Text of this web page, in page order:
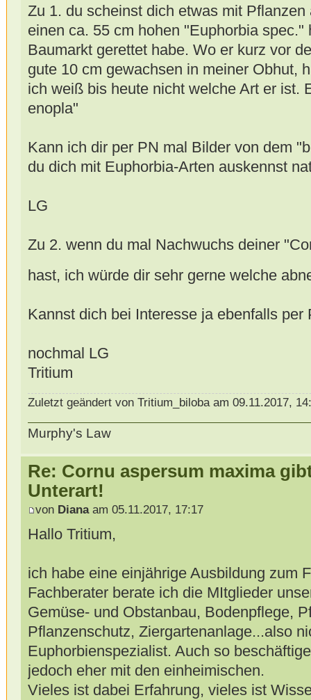
Zu 1. du scheinst dich etwas mit
einen ca. 55 cm hohen "Euphorbia
Baumarkt gerettet habe. Wo er kurz vor
gute 10 cm gewachsen in meiner Obhut,
ich weiß bis heute nicht welche Art er ist.
enopla"
Kann ich dir per PN mal Bilder von dem
du dich mit Euphorbia-Arten auskennst
LG
Zu 2. wenn du mal Nachwuchs deiner
hast, ich würde dir sehr gerne welche
Kannst dich bei Interesse ja ebenfalls per
nochmal LG
Tritium
Zuletzt geändert von Tritium_biloba am 09.11.2017,
Murphy's Law
Re: Cornu aspersum maxima
Unterart!
von Dianaam 05.11.2017, 17:17
Hallo Tritium,
ich habe eine einjährige Ausbildung zum
Fachberater berate ich die MItglieder
Gemüse- und Obstanbau, Bodenpflege,
Pflanzenschutz, Ziergartenanlage...also
Euphorbienspezialist. Auch so
jedoch eher mit den einheimischen.
Vieles ist dabei Erfahrung, vieles ist